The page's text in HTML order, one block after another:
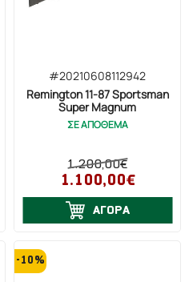
#20210608112942
Remington 11-87 Sportsman
Super Magnum
ΣΕ ΑΠΟΘΕΜΑ
1.200,00€
1.100,00€
ΑΓΟΡΑ
-10%